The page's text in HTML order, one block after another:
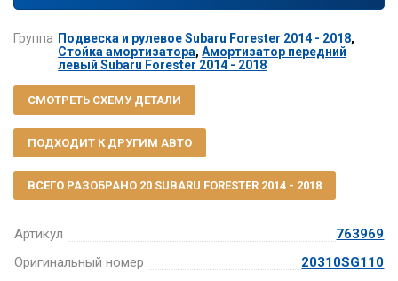
Артикул
763969
Оригинальный номер
20310SG110
Группа Подвеска и рулевое Subaru Forester 2014 - 2018,
Стойка амортизатора,Амортизатор передний
левый Subaru Forester 2014 - 2018
СМОТРЕТЬ СХЕМУ ДЕТАЛИ
ПОДХОДИТ К ДРУГИМ АВТО
ВСЕГО РАЗОБРАНО 20 SUBARU FORESTER 2014 - 2018